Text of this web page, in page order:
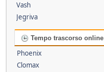
Vash
Jegriva
Tempo trascorso online
Phoenix
Clomax